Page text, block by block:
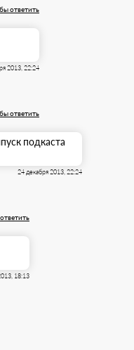
ответить
2013, 22:24
ответить
подкаста
24 декабря 2013, 22:24
18:13